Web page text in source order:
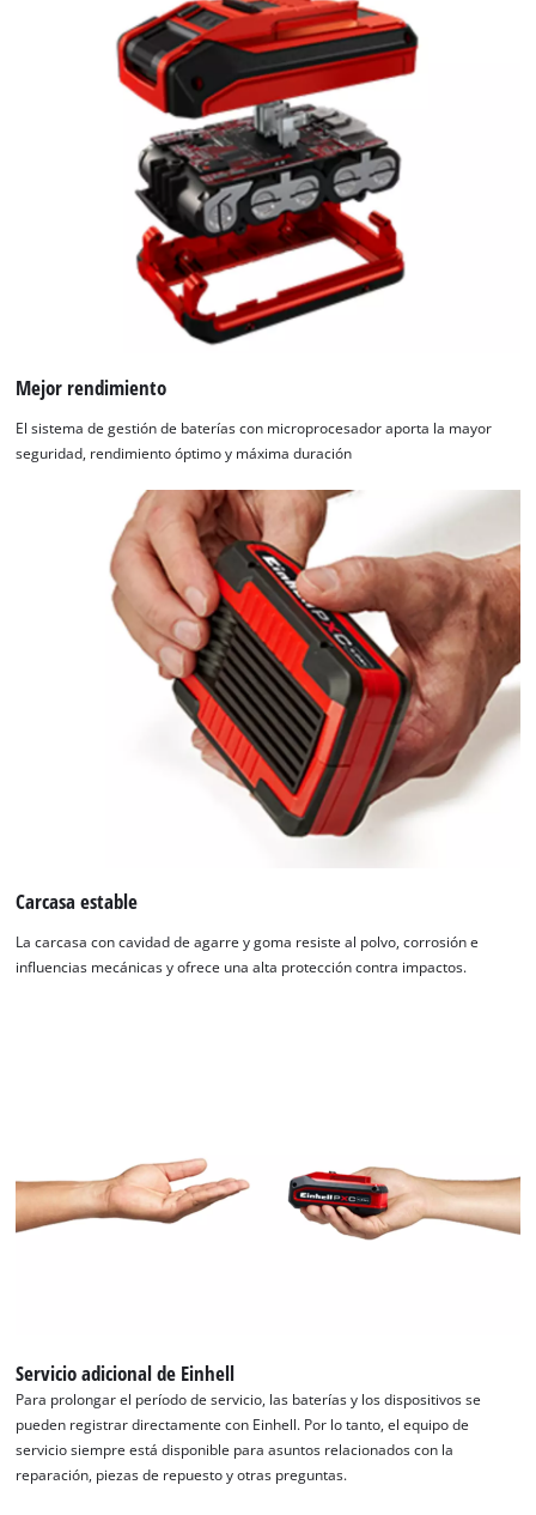
Mejor rendimiento
El sistema de gestión de baterías con microprocesador aporta la mayor
seguridad, rendimiento óptimo y máxima duración
Carcasa estable
La carcasa con cavidad de agarre y goma resiste al polvo, corrosión e
influencias mecánicas y ofrece una alta protección contra impactos.
Servicio adicional de Einhell
Para prolongar el período de servicio, las baterías y los dispositivos se
pueden registrar directamente con Einhell. Por lo tanto, el equipo de
servicio siempre está disponible para asuntos relacionados con la
reparación, piezas de repuesto y otras preguntas.